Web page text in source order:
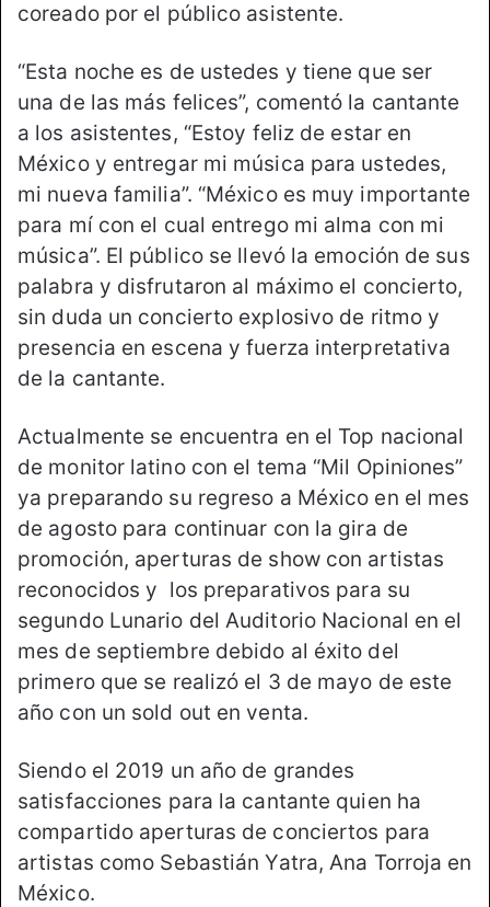
coreado por el público asistente.
“Esta noche es de ustedes y tiene que ser
una de las más felices”, comentó la cantante
a los asistentes, “Estoy feliz de estar en
México y entregar mi música para ustedes,
mi nueva familia”. “México es muy importante
para mí con el cual entrego mi alma con mi
música”. El público se llevó la emoción de sus
palabra y disfrutaron al máximo el concierto,
sin duda un concierto explosivo de ritmo y
presencia en escena y fuerza interpretativa
de la cantante.
Actualmente se encuentra en el Top nacional
de monitor latino con el tema “Mil Opiniones”
ya preparando su regreso a México en el mes
de agosto para continuar con la gira de
promoción, aperturas de show con artistas
reconocidos y los preparativos para su
segundo Lunario del Auditorio Nacional en el
mes de septiembre debido al éxito del
primero que se realizó el 3 de mayo de este
año con un sold out en venta.
Siendo el 2019 un año de grandes
satisfacciones para la cantante quien ha
compartido aperturas de conciertos para
artistas como Sebastián Yatra, Ana Torroja en
México.